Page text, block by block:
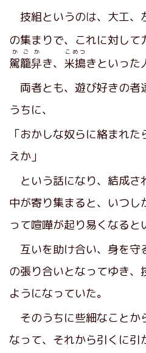
技組というのは、大工、
の集まりで、これに対して
駕籠舁
かごか
き、 米搗
こめつ
きといった
両者とも、遊び好きの者
うちに、
「おかしな奴らに絡まれ
えか」
という話になり、結成さ
中が寄り集まると、いつし
って喧嘩が起り易くなると
互いを助け合い、身を守
の張り合いとなってゆき、
ようになっていた。
そのうちに些細なことか
なって、それから引くに引